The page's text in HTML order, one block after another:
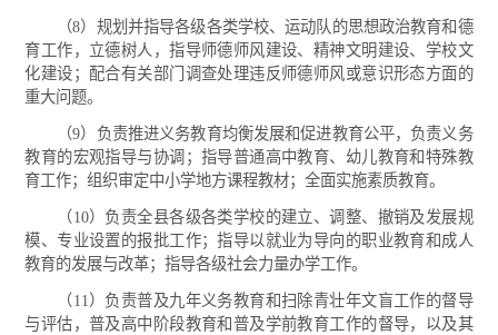
（8）规划并指导各级各类学校、运动队的思想政治教育和德
育工作，立德树人，指导师德师风建设、精神文明建设、学校文
化建设；配合有关部门调查处理违反师德师风或意识形态方面的
重大问题。
（9）负责推进义务教育均衡发展和促进教育公平，负责义务
教育的宏观指导与协调；指导普通高中教育、幼儿教育和特殊教
育工作；组织审定中小学地方课程教材；全面实施素质教育。
（10）负责全县各级各类学校的建立、调整、撤销及发展规
模、专业设置的报批工作；指导以就业为导向的职业教育和成人
教育的发展与改革；指导各级社会力量办学工作。
（11）负责普及九年义务教育和扫除青壮年文盲工作的督导
与评估，普及高中阶段教育和普及学前教育工作的督导，以及其